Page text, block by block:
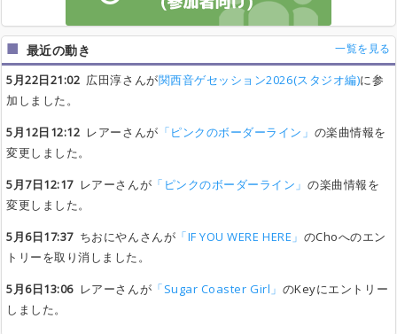
最近の動き 一覧を見る
5月22日21:02 広田淳さんが関西音ゲセッション2026(スタジオ編)に参
加しました。
5月12日12:12 レアーさんが 「ピンクのボーダーライン」 の楽曲情報を
変更しました。
5月7日12:17レアーさんが 「ピンクのボーダーライン」の楽曲情報を
変更しました。
5月6日17:37ちおにやんさんが 「IF YOU WERE HERE」 のChoへのエン
トリーを取り消しました。
5月6日13:06レアーさんが 「Sugar Coaster Girl」 のKeyにエントリー
しました。